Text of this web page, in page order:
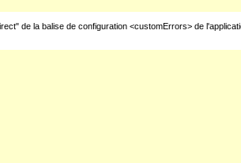
de la balise de configuration <customErrors> de